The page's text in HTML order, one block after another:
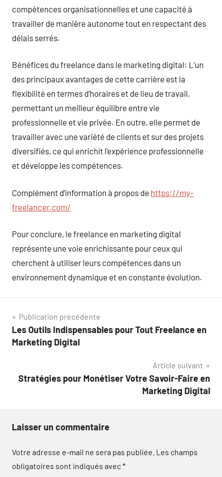
compétences organisationnelles et une capacité à
travailler de manière autonome tout en respectant des
délais serrés.
Bénéfices du freelance dans le marketing digital: L’un
des principaux avantages de cette carrière est la
flexibilité en termes d’horaires et de lieu de travail,
permettant un meilleur équilibre entre vie
professionnelle et vie privée. En outre, elle permet de
travailler avec une variété de clients et sur des projets
diversifiés, ce qui enrichit l’expérience professionnelle
et développe les compétences.
Complément d’information à propos de https://my-
freelancer.com/
Pour conclure, le freelance en marketing digital
représente une voie enrichissante pour ceux qui
cherchent à utiliser leurs compétences dans un
environnement dynamique et en constante évolution.
Navigation
de
Publication précédente
Les Outils Indispensables pour Tout Freelance en
Marketing Digital
Article suivant
Stratégies pour Monétiser Votre Savoir-Faire en
Marketing Digital
Laisser un commentaire
Votre adresse e-mail ne sera pas publiée. Les champs
obligatoires sont indiqués avec*